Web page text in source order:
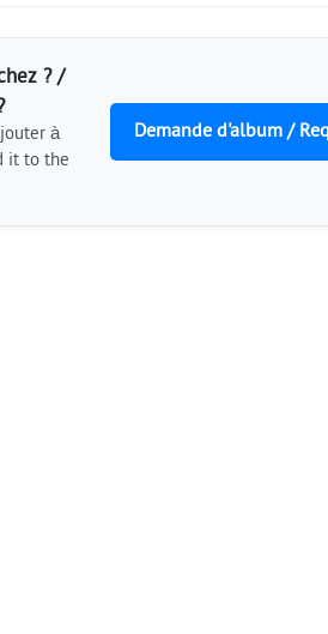
? /
à
it to the
Demande d'album /